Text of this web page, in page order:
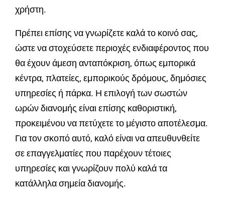
χρήστη.
Πρέπει επίσης να γνωρίζετε καλά το κοινό σας,
ώστε να στοχεύσετε περιοχές ενδιαφέροντος που
θα έχουν άμεση ανταπόκριση, όπως εμπορικά
κέντρα, πλατείες, εμπορικούς δρόμους, δημόσιες
υπηρεσίες ή πάρκα. Η επιλογή των σωστών
ωρών διανομής είναι επίσης καθοριστική,
προκειμένου να πετύχετε το μέγιστο αποτέλεσμα.
Για τον σκοπό αυτό, καλό είναι να απευθυνθείτε
σε επαγγελματίες που παρέχουν τέτοιες
υπηρεσίες και γνωρίζουν πολύ καλά τα
κατάλληλα σημεία διανομής.